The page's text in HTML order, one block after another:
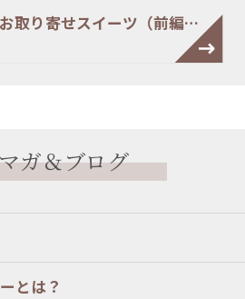
取り寄せスイーツ（前編…
ガ＆ブログ
とは？